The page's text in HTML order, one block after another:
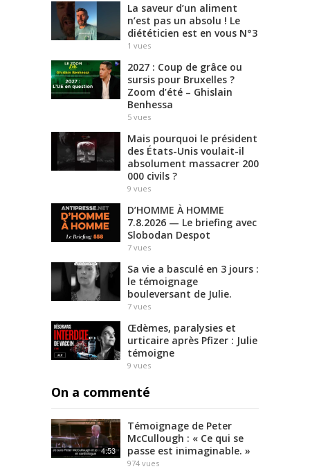
La saveur d’un aliment
n’est pas un absolu ! Le
diététicien est en vous N°3
1 vues
2027 : Coup de grâce ou
sursis pour Bruxelles ?
Zoom d’été – Ghislain
Benhessa
5 vues
Mais pourquoi le président
des États-Unis voulait-il
absolument massacrer 200
000 civils ?
9 vues
D’HOMME À HOMME
7.8.2026 — Le briefing avec
Slobodan Despot
7 vues
Sa vie a basculé en 3 jours :
le témoignage
bouleversant de Julie.
7 vues
Œdèmes, paralysies et
urticaire après Pfizer : Julie
témoigne
9 vues
On a commenté
4:53
Témoignage de Peter
McCullough : « Ce qui se
passe est inimaginable. »
974 vues